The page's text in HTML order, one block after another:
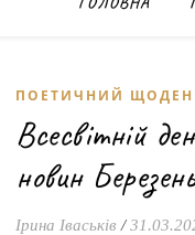
ПОЕТИЧНИЙ
Всесвітній
новин
Ірина Іваськів /